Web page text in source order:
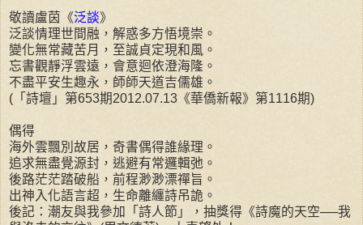
敬讀盧茵《泛談》
泛談情理世間融，解惑多方悟境崇。
變化無常藏苦月，至誠貞定現和風。
忘書觀靜浮雲遠，會意迴依澄海隆。
不盡平安生趣永，師師天道吉儒雄。
(「詩壇」第653期2012.07.13《華僑新報》第1116期)
偶得
海外雲飄別故居，奇書偶得誰緣理。
追求無盡覺源封，逃避有常邏輯弛。
後路茫茫踏破船，前程渺渺漂禪旨。
出神入化語言超，生命離纏詩吊詭。
後記：潮友與我參加「詩人節」，抽獎得《詩魔的天空──我